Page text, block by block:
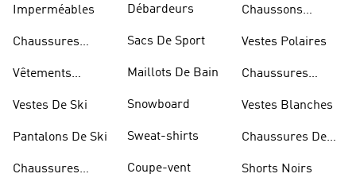
Imperméables
Chaussures
Vêtements
Vestes De Ski
Pantalons De Ski
Chaussures
Débardeurs
Sacs De Sport
Maillots De Bain
Snowboard
Sweat-shirts
Coupe-vent
Chaussons
Vestes Polaires
Chaussures
Vestes Blanches
Chaussures De
Shorts Noirs